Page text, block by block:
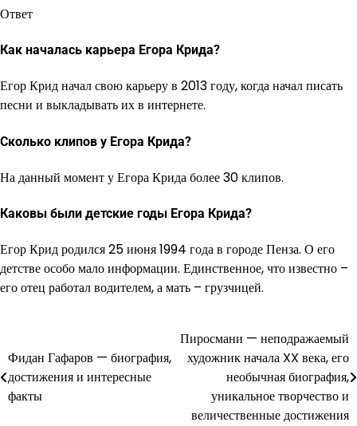
Ответ
Как началась карьера Егора Крида?
Егор Крид начал свою карьеру в 2013 году, когда начал писать
песни и выкладывать их в интернете.
Сколько клипов у Егора Крида?
На данный момент у Егора Крида более 30 клипов.
Каковы были детские годы Егора Крида?
Егор Крид родился 25 июня 1994 года в городе Пенза. О его
детстве особо мало информации. Единственное, что известно –
его отец работал водителем, а мать – грузчицей.
по
записям
Фидан Гафаров — биография,
достижения и интересные
факты
Пиросмани — неподражаемый
художник начала XX века, его
необычная биография,
уникальное творчество и
величественные достижения